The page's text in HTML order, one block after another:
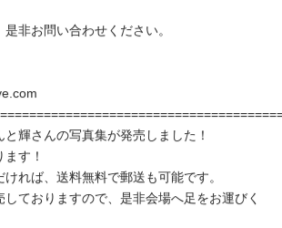
非お問い合わせください。
と輝さんの写真集が発売しました！
す！
れば、送料無料で郵送も可能です。
ておりますので、是非会場へ足をお運びく